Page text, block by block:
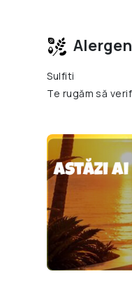
Sulfiti
Te rugăm să